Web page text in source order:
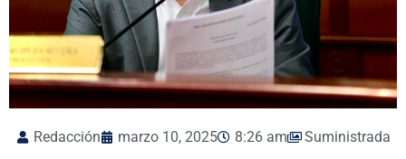
Redacción marzo 10, 2025 8:26 am Suministrada